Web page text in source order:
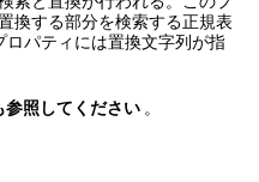
換する部分を検索する正規表
ロパティには置換文字列が指
参照してください。